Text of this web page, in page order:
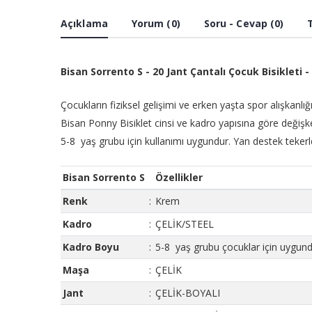
Açıklama Yorum (0) Soru - Cevap (0)
Bisan Sorrento S - 20 Jant Çantalı Çocuk Bisikleti -
Çocukların fiziksel gelişimi ve erken yaşta spor
Bisan Ponny Bisiklet cinsi ve kadro yapısına göre
5-8 yaş grubu için kullanımı uygundur. Yan destek
Bisan Sorrento S
Özellikler
Renk
: Krem
Kadro
: ÇELİK/STEEL
Kadro Boyu
: 5-8 yaş grubu çocuklar için
Maşa
: ÇELİK
Jant
: ÇELİK-BOYALI